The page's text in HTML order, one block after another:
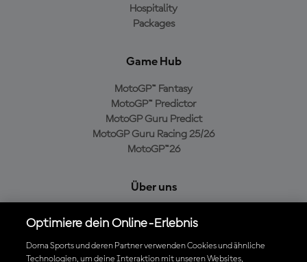
Hospitality
Packages
Game Hub
MotoGP™ Fantasy
MotoGP™ Predictor
MotoGP Guru Predict
MotoGP Guru Racing 25/26
MotoGP™26
Über uns
Cookie-Richtlinien
Geschäftsbedingungen
Optimiere dein Online-Erlebnis
Dorna Sports und deren Partner verwenden Cookies und ähnliche
Technologien, um deine Interaktion mit unseren Websites,